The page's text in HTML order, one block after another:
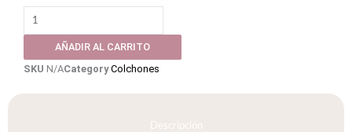
Aloha
Gris
-
AÑADIR AL CARRITO
SKU N/ACategory Colchones
Descripción